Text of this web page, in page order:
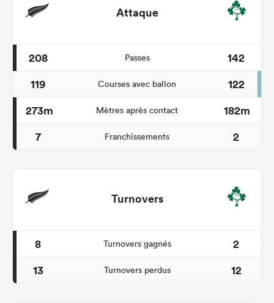
Attaque
208 Passes
142
119
Courses avec ballon
122
273m
Mètres après contact
182m
7
Franchissements 2
Turnovers
8 Turnovers gagnés
2
13
Turnovers perdus 12